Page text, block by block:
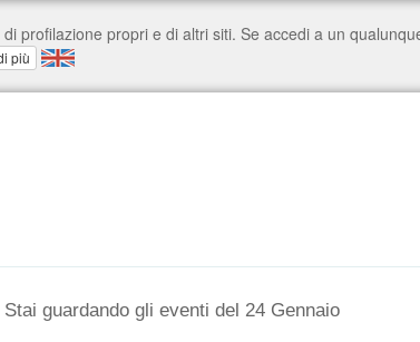
Stai guardando gli eventi del 24 Gennaio